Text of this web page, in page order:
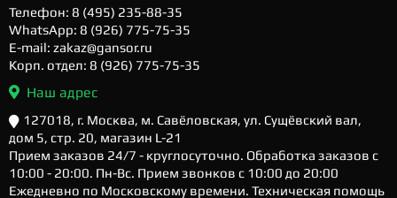
Телефон: 8 (495) 235-88-35
WhatsApp: 8 (926) 775-75-35
E-mail: zakaz@gansor.ru
Корп. отдел: 8 (926) 775-75-35
Наш адрес
127018, г. Москва, м. Савёловская, ул. Сущёвский вал,
дом 5, стр. 20, магазин L-21
Прием заказов 24/7 - круглосуточно. Обработка заказов с
10:00 - 20:00. Пн-Вс. Прием звонков с 10:00 до 20:00
Ежедневно по Московскому времени. Техническая помощь